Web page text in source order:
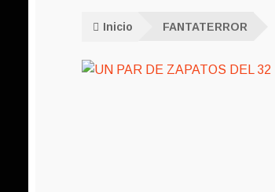
Inicio FANTATERROR